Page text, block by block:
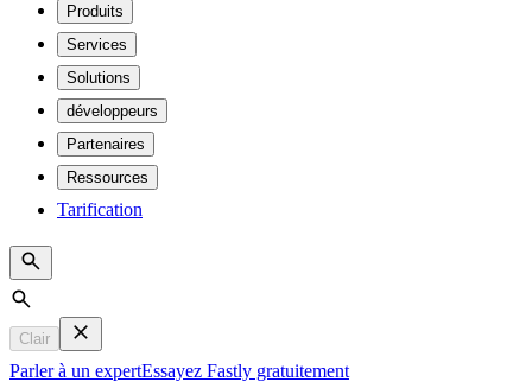
Produits
Services
Solutions
développeurs
Partenaires
Ressources
Tarification
Search
Clair
Parler à un expertEssayez Fastly gratuitement